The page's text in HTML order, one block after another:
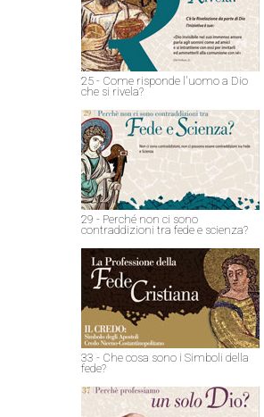
25 - Come risponde l'uomo a Dio
che si rivela?
29 - Perché non ci sono
contraddizioni tra fede e scienza?
33 - Che cosa sono i Simboli della
fede?